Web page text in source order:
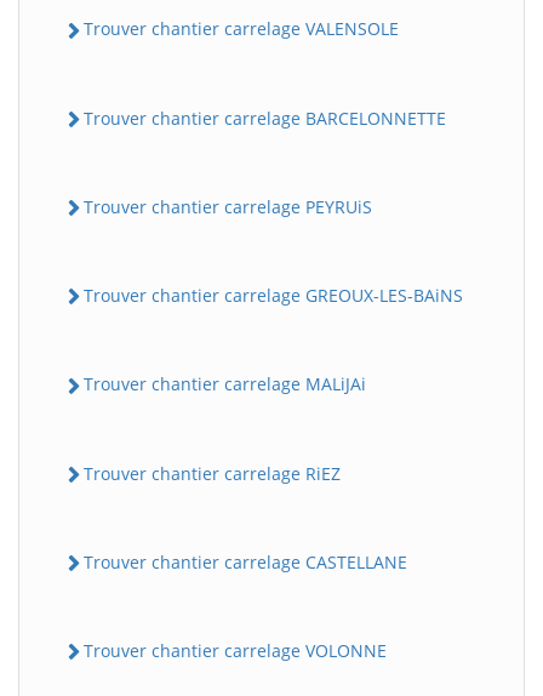
Trouver chantier carrelage VALENSOLE
Trouver chantier carrelage BARCELONNETTE
Trouver chantier carrelage PEYRUiS
Trouver chantier carrelage GREOUX-LES-BAiNS
Trouver chantier carrelage MALiJAi
Trouver chantier carrelage RiEZ
Trouver chantier carrelage CASTELLANE
Trouver chantier carrelage VOLONNE